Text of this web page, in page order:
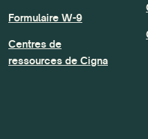
Formulaire W-9
Centres de
ressources de Cigna